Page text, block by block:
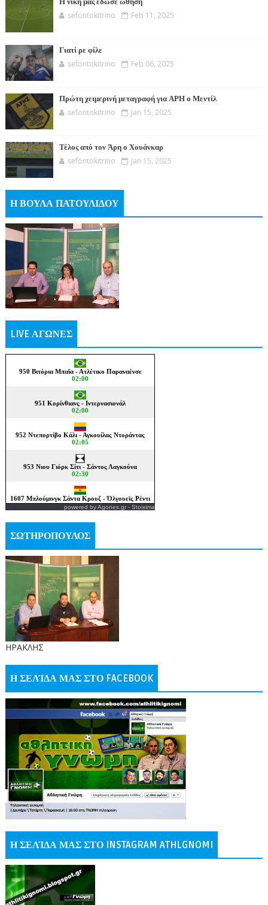
sefontokitrino Feb 11, 2025
Γιατί ρε φίλε
sefontokitrino Feb 06, 2025
Πρώτη χειμερινή μεταγραφή για ΑΡΗ ο Μεντίλ
sefontokitrino Jan 15, 2025
Τέλος από τον Άρη ο Χουάνκαρ
sefontokitrino Jan 15, 2025
Η ΒΟΥΛΑ ΠΑΤΟΥΛΙΔΟΥ
LIVE ΑΓΩΝΕΣ
powered byAgones.gr- Stoixima
ΣΩΤΗΡΟΠΟΥΛΟΣ
ΗΡΑΚΛΗΣ
Η ΣΕΛΊΔΑ ΜΑΣ ΣΤΟ FACEBOOK
Η ΣΕΛΊΔΑ ΜΑΣ ΣΤΟ INSTAGRAM ATHLGNOMI